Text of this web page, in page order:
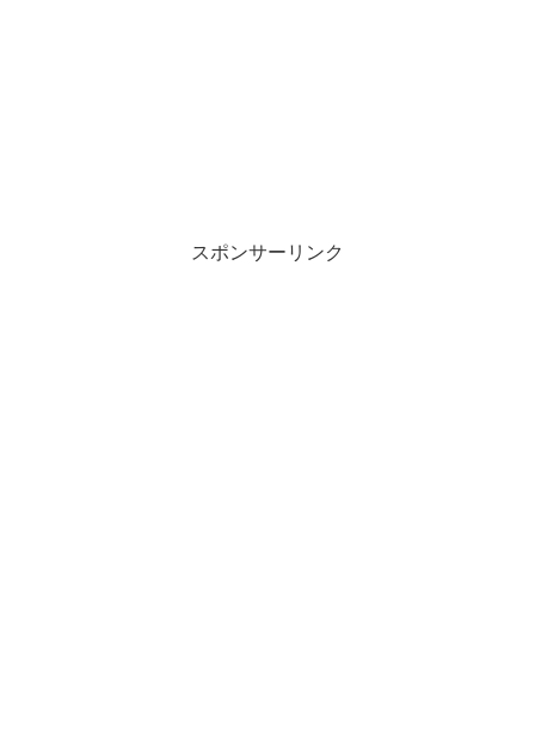
スポンサーリンク